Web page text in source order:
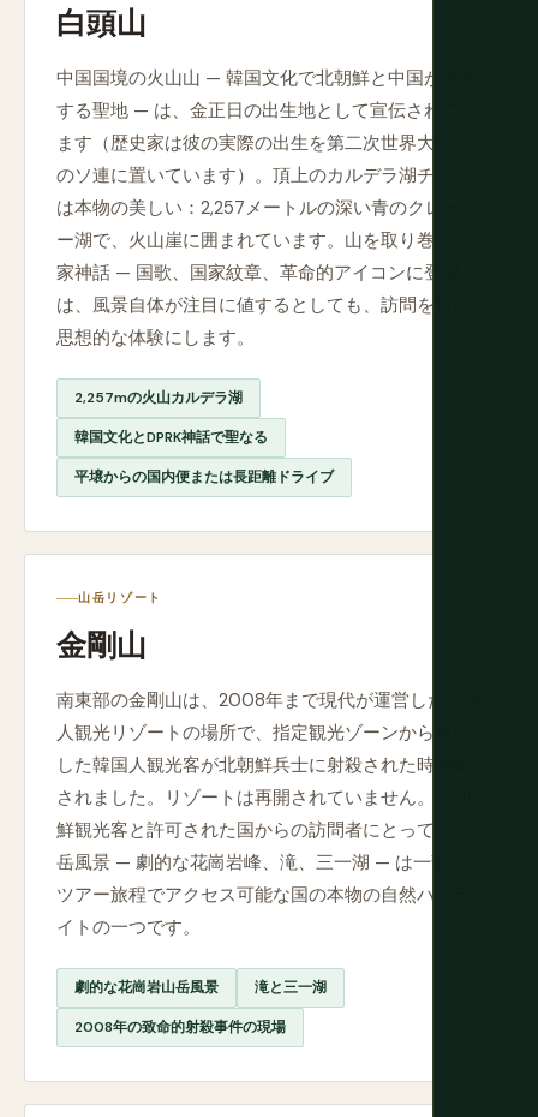
白頭山
中国国境の火山山 — 韓国文化で北朝鮮と中国が共有
する聖地 — は、金正日の出生地として宣伝されてい
ます（歴史家は彼の実際の出生を第二次世界大戦中
のソ連に置いています）。頂上のカルデラ湖チョン
は本物の美しい：2,257メートルの深い青のクレータ
ー湖で、火山崖に囲まれています。山を取り巻く国
家神話 — 国歌、国家紋章、革命的アイコンに登場 —
は、風景自体が注目に値するとしても、訪問を特に
思想的な体験にします。
2,257mの火山カルデラ湖
韓国文化とDPRK神話で聖なる
平壌からの国内便または長距離ドライブ
山岳リゾート
金剛山
南東部の金剛山は、2008年まで現代が運営した韓国
人観光リゾートの場所で、指定観光ゾーンから逸脱
した韓国人観光客が北朝鮮兵士に射殺された時閉鎖
されました。リゾートは再開されていません。北朝
鮮観光客と許可された国からの訪問者にとって、山
岳風景 — 劇的な花崗岩峰、滝、三一湖 — は一部の
ツアー旅程でアクセス可能な国の本物の自然ハイラ
イトの一つです。
劇的な花崗岩山岳風景 滝と三一湖
2008年の致命的射殺事件の現場